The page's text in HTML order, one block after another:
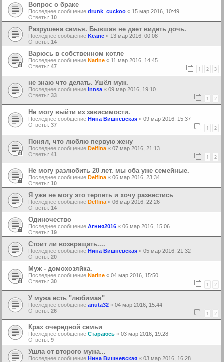
Вопрос о браке
Последнее сообщение drunk_cuckoo « 15 мар 2016, 10:49
Ответы: 10
Разрушена семья. Бывшая не дает видеть дочь.
Последнее сообщение Keane « 13 мар 2016, 00:08
Ответы: 14
Варюсь в собственном котле
Последнее сообщение Narine « 11 мар 2016, 14:45
Ответы: 47 1 2 3
не знаю что делать. Ушёл муж.
Последнее сообщение innsa « 09 мар 2016, 19:10
Ответы: 33 1 2
Не могу выйти из зависимости.
Последнее сообщение Нина Вишневская « 09 мар 2016, 15:37
Ответы: 37 1 2
Понял, что люблю первую жену
Последнее сообщение Delfina « 07 мар 2016, 21:13
Ответы: 41 1 2
Не могу разлюбить 20 лет. мы оба уже семейные.
Последнее сообщение Delfina « 06 мар 2016, 23:34
Ответы: 10
Я уже не могу это терпеть и хочу развестись
Последнее сообщение Delfina « 06 мар 2016, 22:26
Ответы: 14
Одиночество
Последнее сообщение Агния2016 « 06 мар 2016, 15:06
Ответы: 19
Стоит ли возвращать....
Последнее сообщение Нина Вишневская « 05 мар 2016, 21:32
Ответы: 20
Муж - домохозяйка.
Последнее сообщение Narine « 04 мар 2016, 15:50
Ответы: 30 1 2
У мужа есть "любимая"
Последнее сообщение anuta32 « 04 мар 2016, 15:44
Ответы: 26 1 2
Крах очередной семьи
Последнее сообщение Стараюсь « 03 мар 2016, 19:28
Ответы: 9
Ушла от второго мужа...
Последнее сообщение Нина Вишневская « 03 мар 2016, 16:28